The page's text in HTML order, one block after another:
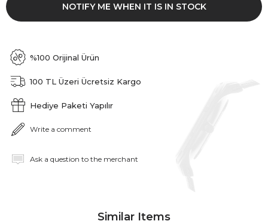
NOTIFY ME WHEN IT IS IN STOCK
%100 Orijinal Ürün
100 TL Üzeri Ücretsiz Kargo
Hediye Paketi Yapılır
Write a comment
Ask a question to the merchant
Similar Items